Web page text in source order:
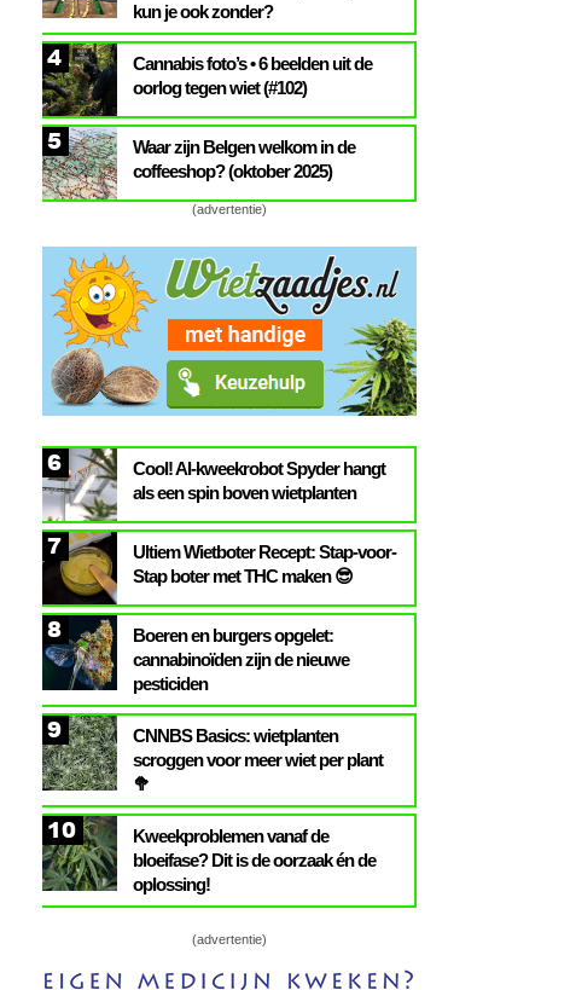
kun je ook zonder?
4
Cannabis foto’s • 6 beelden uit de
oorlog tegen wiet (#102)
5
Waar zijn Belgen welkom in de
coffeeshop? (oktober 2025)
(advertentie)
6
Cool! AI-kweekrobot Spyder hangt
als een spin boven wietplanten
7
Ultiem Wietboter Recept: Stap-voor-
Stap boter met THC maken 😎
8
Boeren en burgers opgelet:
cannabinoïden zijn de nieuwe
pesticiden
9
CNNBS Basics: wietplanten
scroggen voor meer wiet per plant
🥦
10
Kweekproblemen vanaf de
bloeifase? Dit is de oorzaak én de
oplossing!
(advertentie)